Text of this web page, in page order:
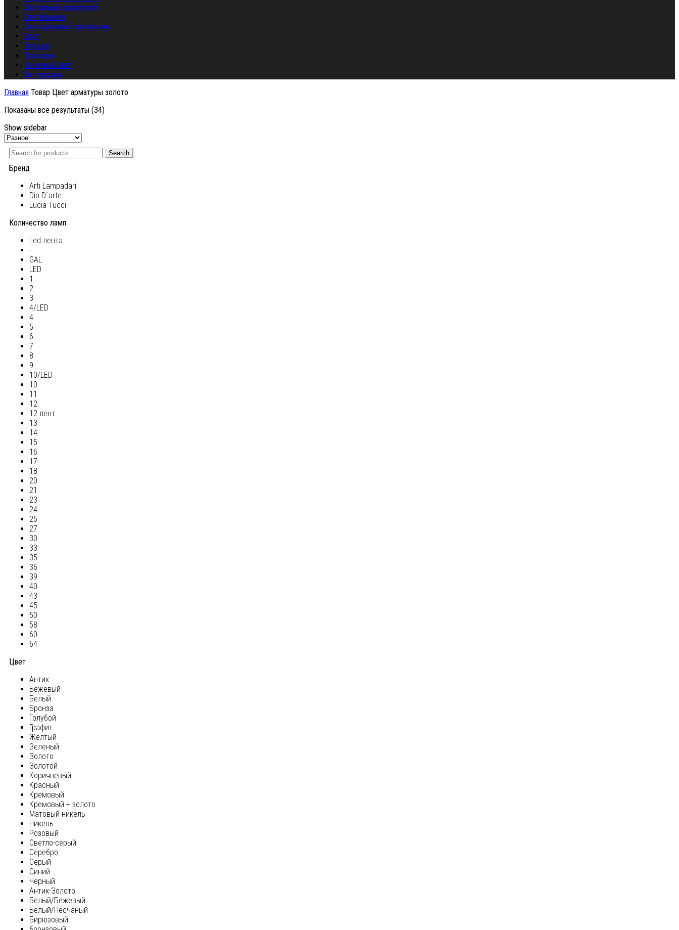
Светильник подвесной
Светильники
Светодиодный светильник
Спот
Торшер
Торшеры
Точечный свет
Хит продаж
Главная Товар Цвет арматуры золото
Показаны все результаты (34)
Show sidebar
Search
Бренд
Arti Lampadari
Dio D`arte
Lucia Tucci
Количество ламп
Led лента
-
GAL
LED
1
2
3
4/LED
4
5
6
7
8
9
10/LED
10
11
12
12 лент.
13
14
15
16
17
18
20
21
23
24
25
27
30
33
35
36
39
40
43
45
50
58
60
64
Цвет
Антик
Бежевый
Белый
Бронза
Голубой
Графит
Желтый
Зеленый
Золото
Золотой
Коричневый
Красный
Кремовый
Кремовый + золото
Матовый никель
Никель
Розовый
Светло-серый
Серебро
Серый
Синий
Черный
Антик-Золото
Белый/Бежевый
Белый/Песчаный
Бирюзовый